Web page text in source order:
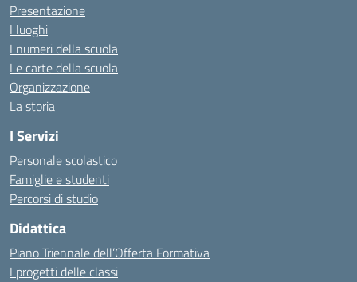
Presentazione
I luoghi
I numeri della scuola
Le carte della scuola
Organizzazione
La storia
I Servizi
Personale scolastico
Famiglie e studenti
Percorsi di studio
Didattica
Piano Triennale dell’Offerta Formativa
I progetti delle classi